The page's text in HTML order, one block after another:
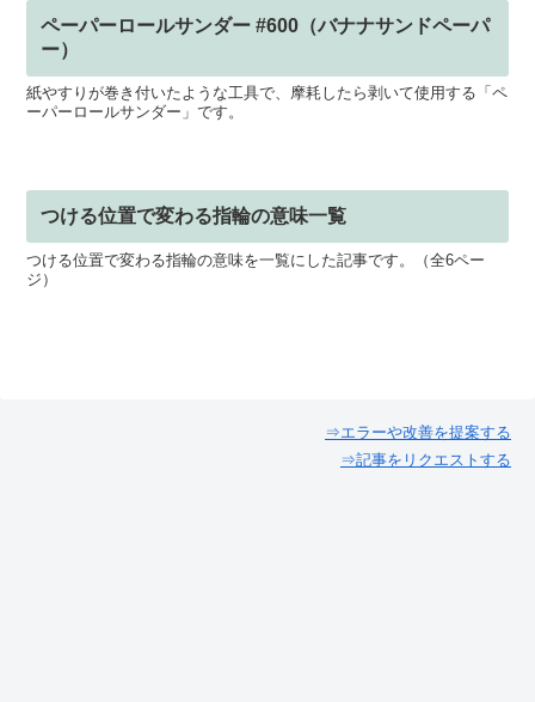
ペーパーロールサンダー #600（バナナサンドペーパ
ー）
紙やすりが巻き付いたような工具で、摩耗したら剥いて使用する「ペ
ーパーロールサンダー」です。
つける位置で変わる指輪の意味一覧
つける位置で変わる指輪の意味を一覧にした記事です。（全6ペー
ジ）
⇒エラーや改善を提案する
⇒記事をリクエストする